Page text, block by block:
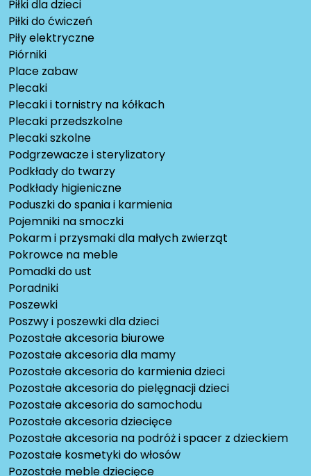
Piłki dla dzieci
Piłki do ćwiczeń
Piły elektryczne
Piórniki
Place zabaw
Plecaki
Plecaki i tornistry na kółkach
Plecaki przedszkolne
Plecaki szkolne
Podgrzewacze i sterylizatory
Podkłady do twarzy
Podkłady higieniczne
Poduszki do spania i karmienia
Pojemniki na smoczki
Pokarm i przysmaki dla małych zwierząt
Pokrowce na meble
Pomadki do ust
Poradniki
Poszewki
Poszwy i poszewki dla dzieci
Pozostałe akcesoria biurowe
Pozostałe akcesoria dla mamy
Pozostałe akcesoria do karmienia dzieci
Pozostałe akcesoria do pielęgnacji dzieci
Pozostałe akcesoria do samochodu
Pozostałe akcesoria dziecięce
Pozostałe akcesoria na podróż i spacer z dzieckiem
Pozostałe kosmetyki do włosów
Pozostałe meble dziecięce